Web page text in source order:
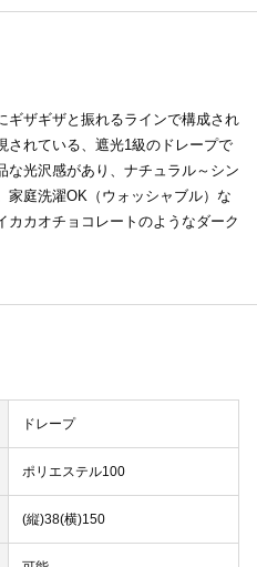
ギザギザと振れるラインで構成され
されている、遮光1級のドレープで
な光沢感があり、ナチュラル～シン
家庭洗濯OK（ウォッシャブル）な
カオチョコレートのようなダーク
ドレープ
ポリエステル100
(縦)38(横)150